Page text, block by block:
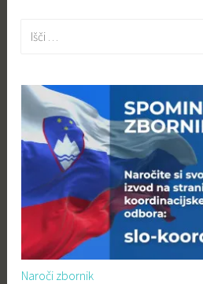
Naroči zbornik